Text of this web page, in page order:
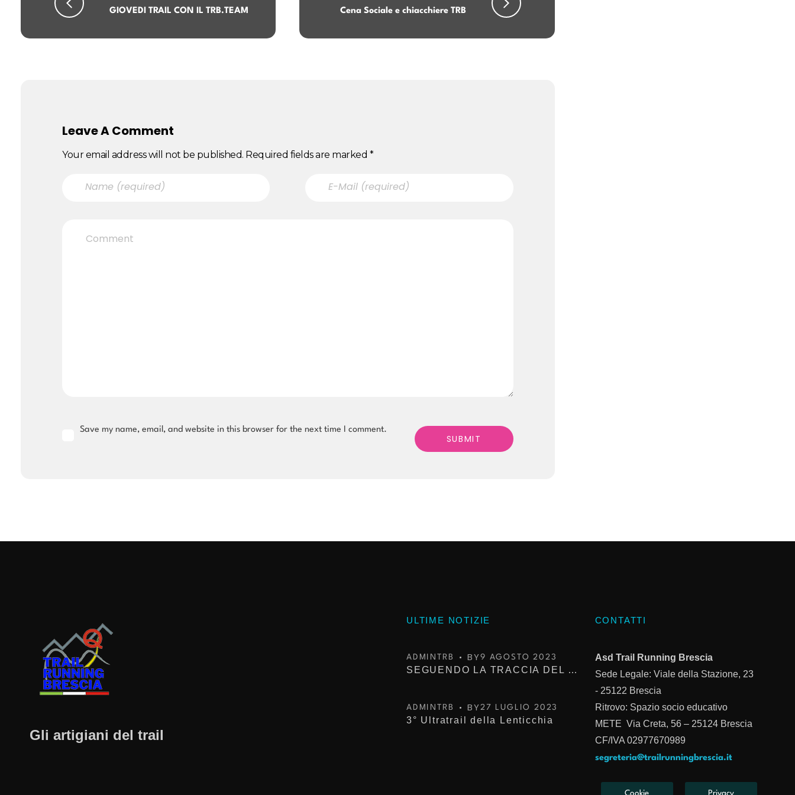
GIOVEDI TRAIL CON IL TRB.TEAM Cena Sociale e chiacchiere TRB
Leave A Comment
Your email address will not be published. Required fields are marked *
Save my name, email, and website in this browser for the next time I comment.
Gli artigiani del trail
ULTIME NOTIZIE
SEGUENDO LA TRACCIA DEL TROFEO KIMA
9 AGOSTO 2023
BY
ADMINTRB
3° Ultratrail della Lenticchia
27 LUGLIO 2023
BY
ADMINTRB
CONTATTI
Asd Trail Running Brescia
Sede Legale: Viale della Stazione, 23
- 25122 Brescia
Ritrovo: Spazio socio educativo
METE Via Creta, 56 – 25124 Brescia
CF/IVA 02977670989
segreteria@trailrunningbrescia.it
Cookie Privacy